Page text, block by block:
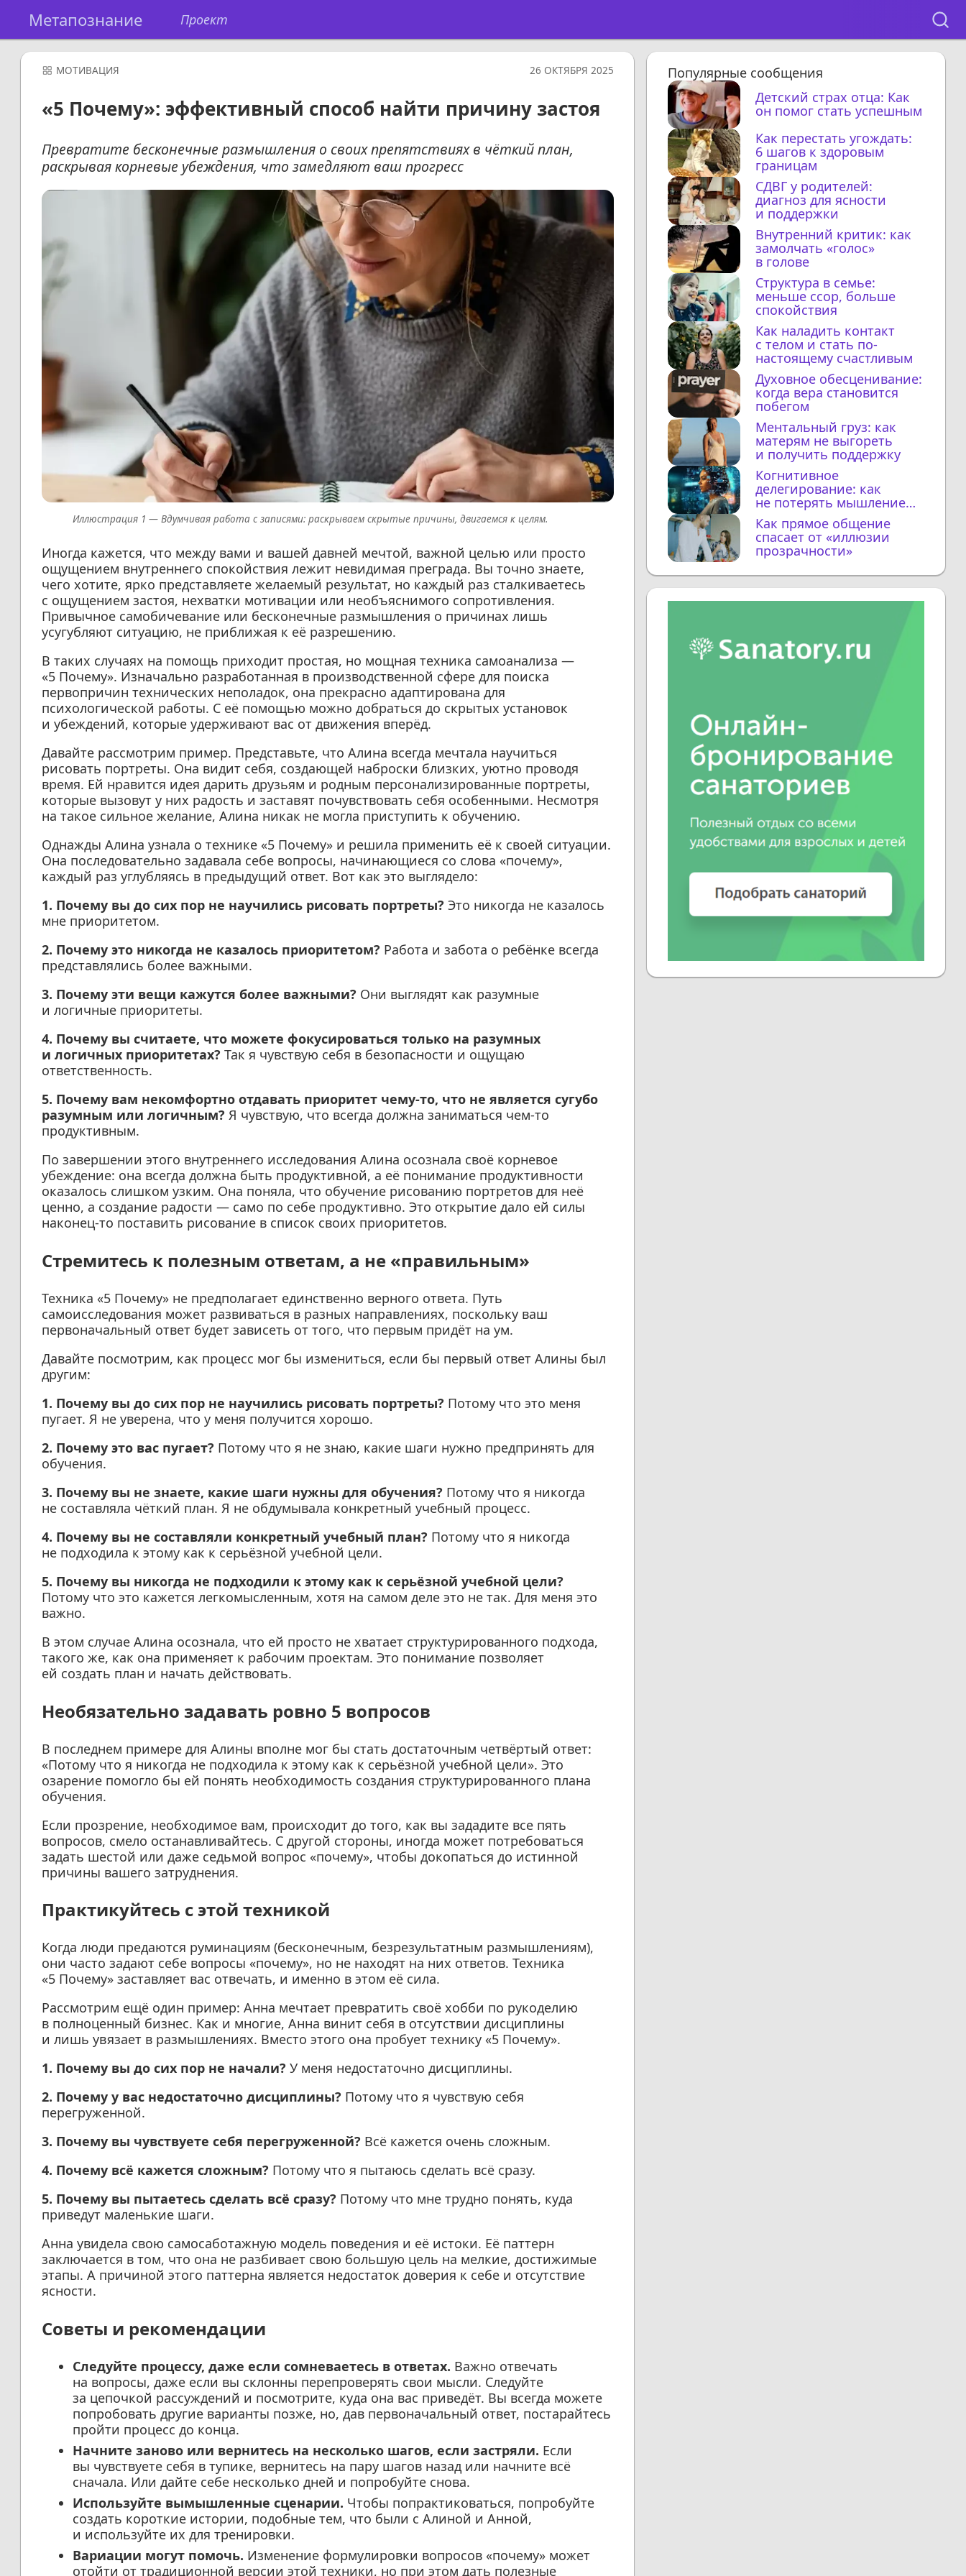
Метапознание Проект
МОТИВАЦИЯ 26 ОКТЯБРЯ 2025
«5 Почему»: эффективный способ найти причину застоя
Превратите бесконечные размышления о своих препятствиях в чёткий план,
раскрывая корневые убеждения, что замедляют ваш прогресс
Вдумчивая работа с записями: раскрываем скрытые причины, двигаемся к целям.
Иногда кажется, что между вами и вашей давней мечтой, важной целью или просто
ощущением внутреннего спокойствия лежит невидимая преграда. Вы точно знаете,
чего хотите, ярко представляете желаемый результат, но каждый раз сталкиваетесь
с ощущением застоя, нехватки мотивации или необъяснимого сопротивления.
Привычное самобичевание или бесконечные размышления о причинах лишь
усугубляют ситуацию, не приближая к её разрешению.
В таких случаях на помощь приходит простая, но мощная техника самоанализа —
«5 Почему». Изначально разработанная в производственной сфере для поиска
первопричин технических неполадок, она прекрасно адаптирована для
психологической работы. С её помощью можно добраться до скрытых установок
и убеждений, которые удерживают вас от движения вперёд.
Давайте рассмотрим пример. Представьте, что Алина всегда мечтала научиться
рисовать портреты. Она видит себя, создающей наброски близких, уютно проводя
время. Ей нравится идея дарить друзьям и родным персонализированные портреты,
которые вызовут у них радость и заставят почувствовать себя особенными. Несмотря
на такое сильное желание, Алина никак не могла приступить к обучению.
Однажды Алина узнала о технике «5 Почему» и решила применить её к своей ситуации.
Она последовательно задавала себе вопросы, начинающиеся со слова «почему»,
каждый раз углубляясь в предыдущий ответ. Вот как это выглядело:
1. Почему вы до сих пор не научились рисовать портреты? Это никогда не казалось
мне приоритетом.
2. Почему это никогда не казалось приоритетом? Работа и забота о ребёнке всегда
представлялись более важными.
3. Почему эти вещи кажутся более важными? Они выглядят как разумные
и логичные приоритеты.
4. Почему вы считаете, что можете фокусироваться только на разумных
и логичных приоритетах? Так я чувствую себя в безопасности и ощущаю
ответственность.
5. Почему вам некомфортно отдавать приоритет чему-то, что не является сугубо
разумным или логичным? Я чувствую, что всегда должна заниматься чем-то
продуктивным.
По завершении этого внутреннего исследования Алина осознала своё корневое
убеждение: она всегда должна быть продуктивной, а её понимание продуктивности
оказалось слишком узким. Она поняла, что обучение рисованию портретов для неё
ценно, а создание радости — само по себе продуктивно. Это открытие дало ей силы
наконец-то поставить рисование в список своих приоритетов.
Стремитесь к полезным ответам, а не «правильным»
Техника «5 Почему» не предполагает единственно верного ответа. Путь
самоисследования может развиваться в разных направлениях, поскольку ваш
первоначальный ответ будет зависеть от того, что первым придёт на ум.
Давайте посмотрим, как процесс мог бы измениться, если бы первый ответ Алины был
другим:
1. Почему вы до сих пор не научились рисовать портреты? Потому что это меня
пугает. Я не уверена, что у меня получится хорошо.
2. Почему это вас пугает? Потому что я не знаю, какие шаги нужно предпринять для
обучения.
3. Почему вы не знаете, какие шаги нужны для обучения? Потому что я никогда
не составляла чёткий план. Я не обдумывала конкретный учебный процесс.
4. Почему вы не составляли конкретный учебный план? Потому что я никогда
не подходила к этому как к серьёзной учебной цели.
5. Почему вы никогда не подходили к этому как к серьёзной учебной цели?
Потому что это кажется легкомысленным, хотя на самом деле это не так. Для меня это
важно.
В этом случае Алина осознала, что ей просто не хватает структурированного подхода,
такого же, как она применяет к рабочим проектам. Это понимание позволяет
ей создать план и начать действовать.
Необязательно задавать ровно 5 вопросов
В последнем примере для Алины вполне мог бы стать достаточным четвёртый ответ:
«Потому что я никогда не подходила к этому как к серьёзной учебной цели». Это
озарение помогло бы ей понять необходимость создания структурированного плана
обучения.
Если прозрение, необходимое вам, происходит до того, как вы зададите все пять
вопросов, смело останавливайтесь. С другой стороны, иногда может потребоваться
задать шестой или даже седьмой вопрос «почему», чтобы докопаться до истинной
причины вашего затруднения.
Практикуйтесь с этой техникой
Когда люди предаются руминациям (бесконечным, безрезультатным размышлениям),
они часто задают себе вопросы «почему», но не находят на них ответов. Техника
«5 Почему» заставляет вас отвечать, и именно в этом её сила.
Рассмотрим ещё один пример: Анна мечтает превратить своё хобби по рукоделию
в полноценный бизнес. Как и многие, Анна винит себя в отсутствии дисциплины
и лишь увязает в размышлениях. Вместо этого она пробует технику «5 Почему».
1. Почему вы до сих пор не начали? У меня недостаточно дисциплины.
2. Почему у вас недостаточно дисциплины? Потому что я чувствую себя
перегруженной.
3. Почему вы чувствуете себя перегруженной? Всё кажется очень сложным.
4. Почему всё кажется сложным? Потому что я пытаюсь сделать всё сразу.
5. Почему вы пытаетесь сделать всё сразу? Потому что мне трудно понять, куда
приведут маленькие шаги.
Анна увидела свою самосаботажную модель поведения и её истоки. Её паттерн
заключается в том, что она не разбивает свою большую цель на мелкие, достижимые
этапы. А причиной этого паттерна является недостаток доверия к себе и отсутствие
ясности.
Советы и рекомендации
Следуйте процессу, даже если сомневаетесь в ответах. Важно отвечать
на вопросы, даже если вы склонны перепроверять свои мысли. Следуйте
за цепочкой рассуждений и посмотрите, куда она вас приведёт. Вы всегда можете
попробовать другие варианты позже, но, дав первоначальный ответ, постарайтесь
пройти процесс до конца.
Начните заново или вернитесь на несколько шагов, если застряли. Если
вы чувствуете себя в тупике, вернитесь на пару шагов назад или начните всё
сначала. Или дайте себе несколько дней и попробуйте снова.
Используйте вымышленные сценарии. Чтобы попрактиковаться, попробуйте
создать короткие истории, подобные тем, что были с Алиной и Анной,
и используйте их для тренировки.
Вариации могут помочь. Изменение формулировки вопросов «почему» может
отойти от традиционной версии этой техники, но при этом дать полезные
Популярные сообщения
Детский страх отца: Как
он помог стать успешным
Как перестать угождать:
6 шагов к здоровым
границам
СДВГ у родителей:
диагноз для ясности
и поддержки
Внутренний критик: как
замолчать «голос»
в голове
Структура в семье:
меньше ссор, больше
спокойствия
Как наладить контакт
с телом и стать по-
настоящему счастливым
Духовное обесценивание:
когда вера становится
побегом
Ментальный груз: как
матерям не выгореть
и получить поддержку
Когнитивное
делегирование: как
не потерять мышление
с ИИ
Как прямое общение
спасает от «иллюзии
прозрачности»